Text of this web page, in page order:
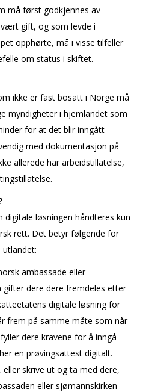
må først godkjennes av
gift, og som levde i
opphørte, må i visse tilfeller
om status i skiftet.
ikke er fast bosatt i Norge må
myndigheter i hjemlandet som
for at det blir inngått
med dokumentasjon på
allerede har arbeidstillatelse,
løsningen håndteres kun
rett. Det betyr følgende for
utlandet:
ambassade eller
gifter dere dere fremdeles etter
digitale løsning for
frem på samme måte som når
dere kravene for å inngå
en prøvingsattest digitalt.
skrive ut og ta med dere,
eller sjømannskirken